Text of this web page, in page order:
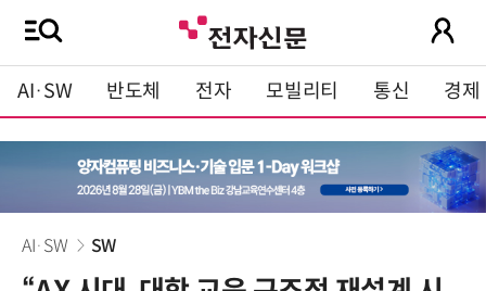
AI·SW 반도체 전자 모빌리티 통신 경제
AI·SW SW